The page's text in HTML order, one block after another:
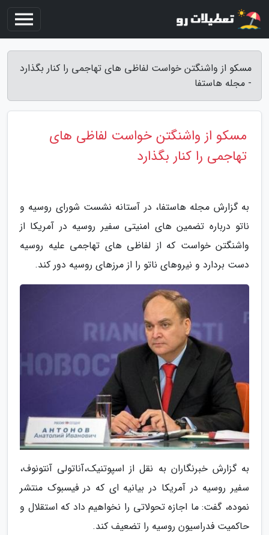
مسکو از واشنگتن خواست لفاظی های تهاجمی را کنار بگذارد
- مجله هاستفا
مسکو از واشنگتن خواست لفاظی های
تهاجمی را کنار بگذارد
به گزارش مجله هاستفا، در آستانه نشست شورای روسیه و
ناتو درباره تضمین های امنیتی سفیر روسیه در آمریکا از
واشنگتن خواست که از لفاظی های تهاجمی علیه روسیه
دست بردارد و نیروهای ناتو را از مرزهای روسیه دور کند.
به گزارش خبرنگاران به نقل از اسپوتنیک،آناتولی آنتونوف،
سفیر روسیه در آمریکا در بیانیه ای که در فیسبوک منتشر
نموده، گفت: ما اجازه تحولاتی را نخواهیم داد که استقلال و
حاکمیت فدراسیون روسیه را تضعیف کند.